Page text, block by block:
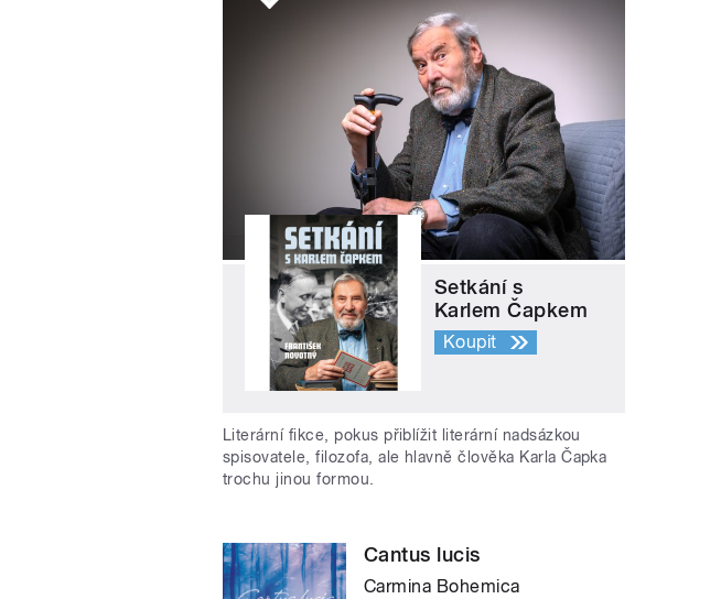
Setkání s
Karlem Čapkem
Koupit
Literární fikce, pokus přiblížit literární nadsázkou
spisovatele, filozofa, ale hlavně člověka Karla Čapka
trochu jinou formou.
Cantus lucis
Carmina Bohemica